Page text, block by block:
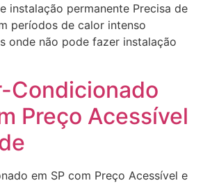
instalação permanente Precisa de
períodos de calor intenso
onde não pode fazer instalação
Condicionado
Preço Acessível
em SP com Preço Acessível e